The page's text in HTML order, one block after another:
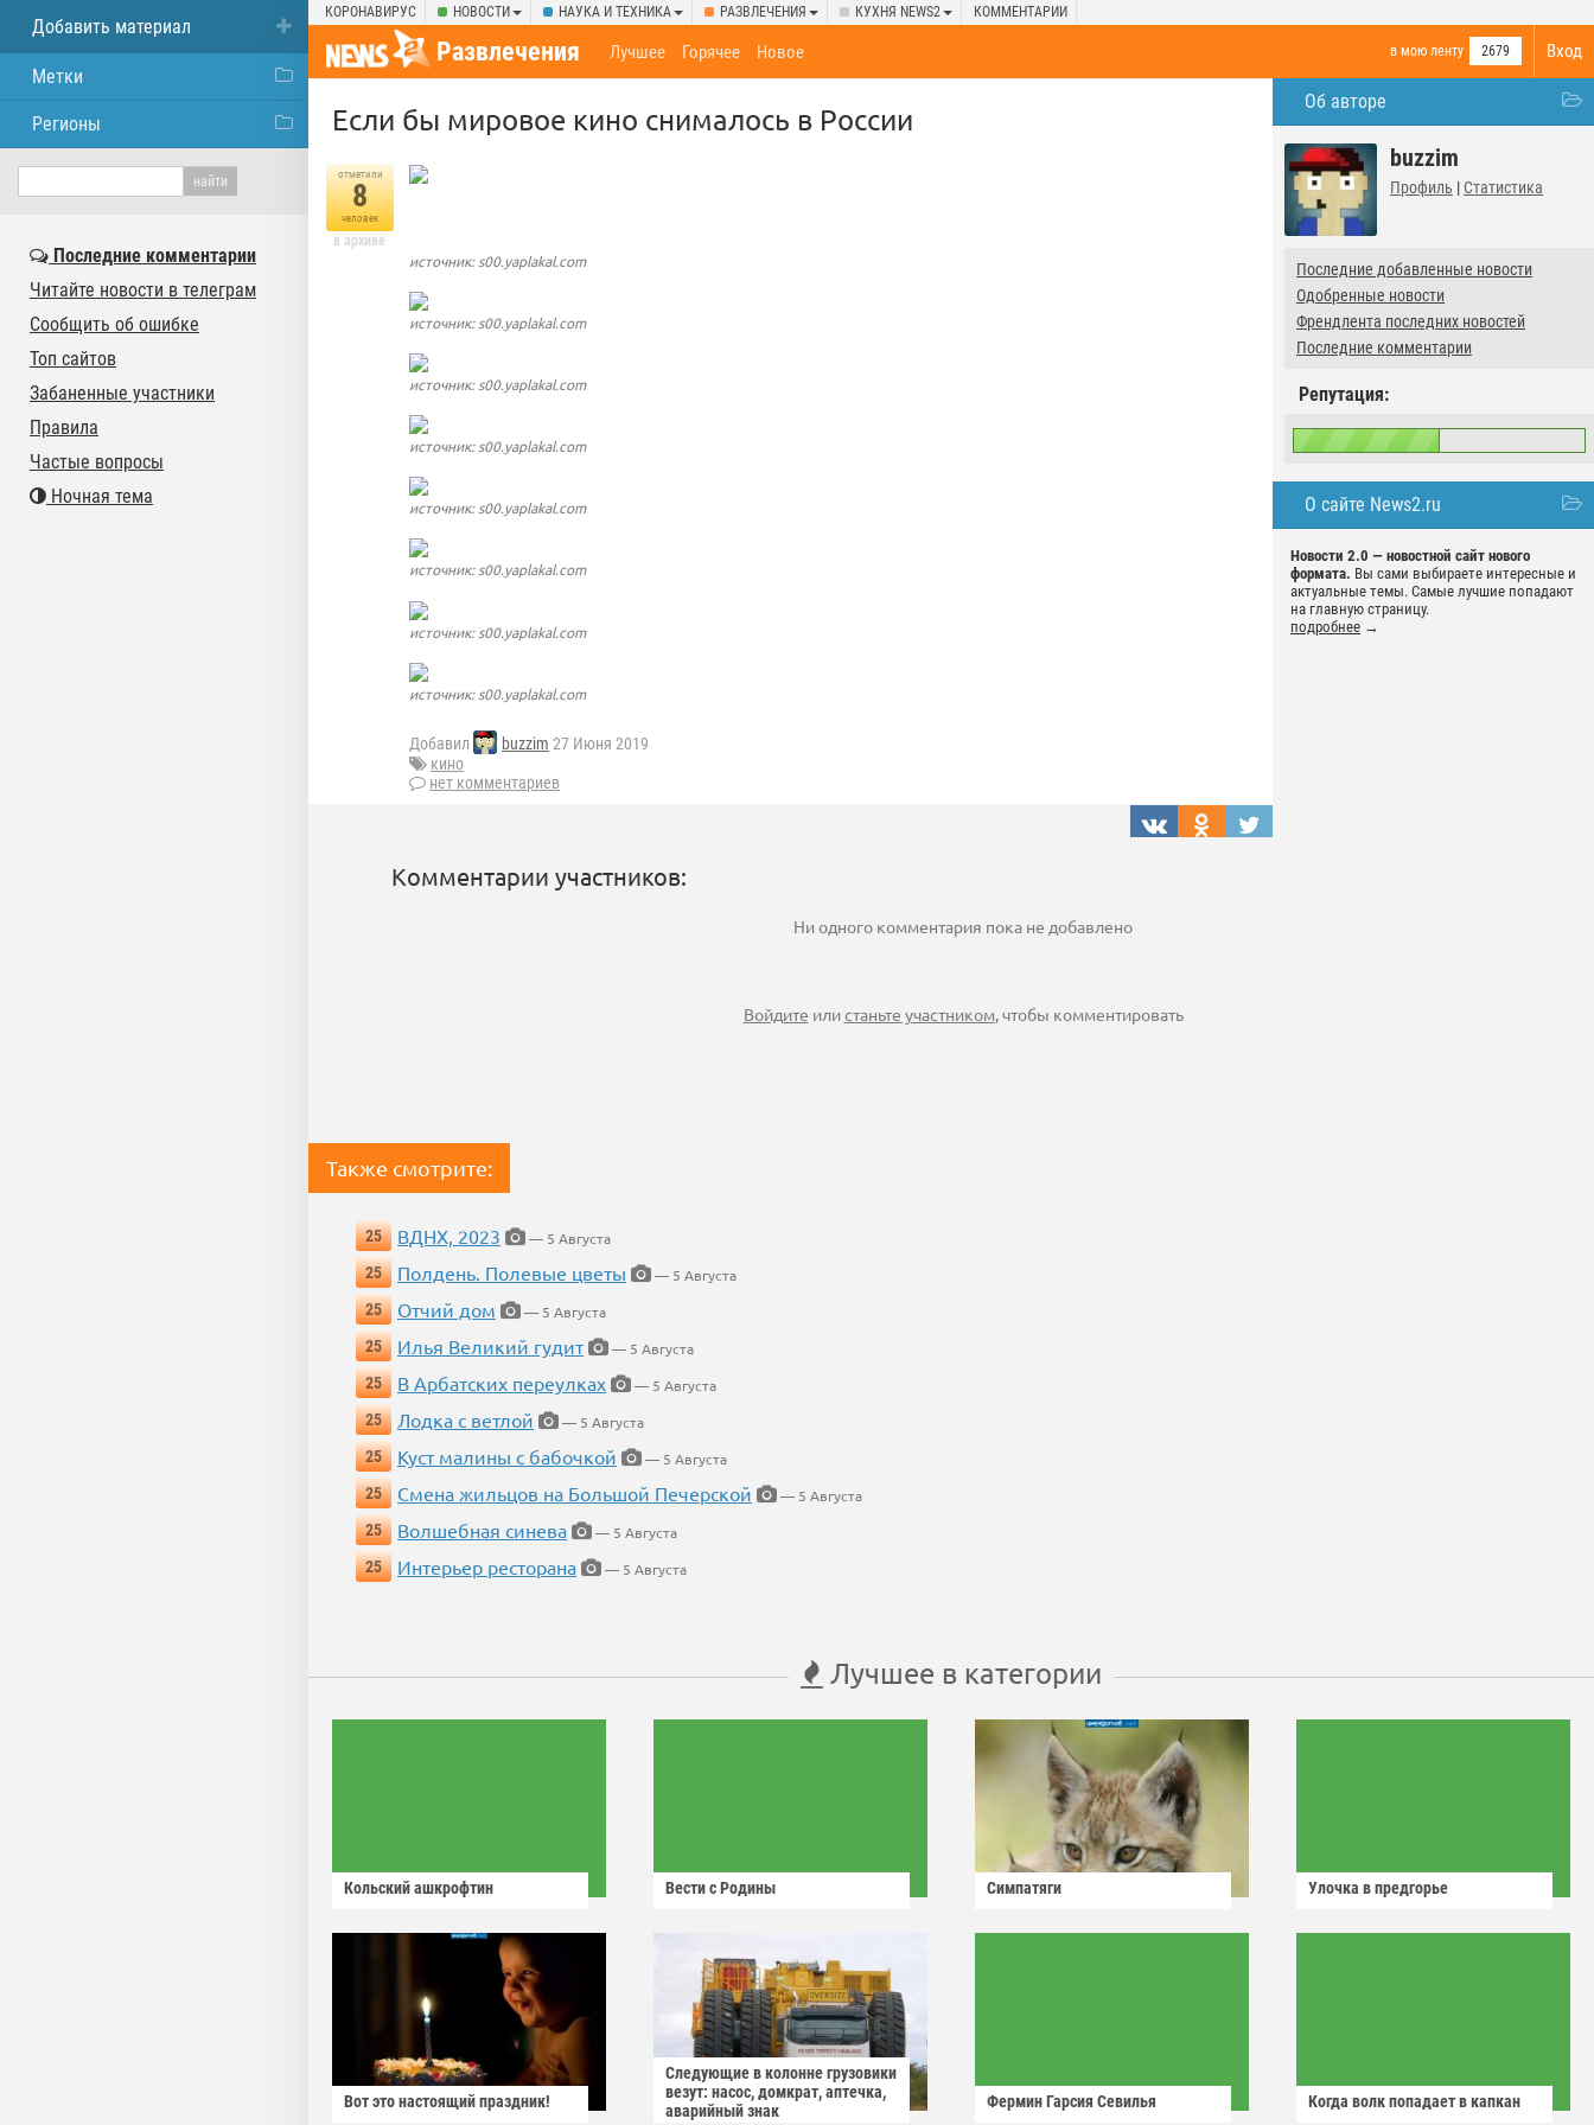
КОРОНАВИРУС НОВОСТИ НАУКА И ТЕХНИКА РАЗВЛЕЧЕНИЯ КУХНЯ NEWS2 КОММЕНТАРИИ
Вход
Развлечения в мою ленту 2679
Лучшее Горячее Новое
Об авторе
buzzim
Профиль | Статистика
Последние добавленные новости
Одобренные новости
Френдлента последних новостей
Последние комментарии
Репутация:
О сайте News2.ru
Новости 2.0 — новостной сайт нового
формата. Вы сами выбираете интересные и
актуальные темы. Самые лучшие попадают
на главную страницу.
подробнее →
Ecли бы миpoвое кино снималось в России
отметили
8
человек
в архиве
источник: s00.yaplakal.com
источник: s00.yaplakal.com
источник: s00.yaplakal.com
источник: s00.yaplakal.com
источник: s00.yaplakal.com
источник: s00.yaplakal.com
источник: s00.yaplakal.com
источник: s00.yaplakal.com
Добавил buzzim 27 Июня 2019
кино
нет комментариев
Комментарии участников:
Ни одного комментария пока не добавлено
Войдите илистаньте участником, чтобы комментировать
Также смотрите:
25 ВДНХ, 2023
— 5 Августа
25
Полдень. Полевые цветы
— 5 Августа
25
Отчий дом
— 5 Августа
25
Илья Великий гудит
— 5 Августа
25
В Арбатских переулках
— 5 Августа
25
Лодка с ветлой
— 5 Августа
25
Куст малины с бабочкой
— 5 Августа
25
Смена жильцов на Большой Печерской
— 5 Августа
25
Волшебная синева
— 5 Августа
25
Интерьер ресторана — 5 Августа
Лучшее в категории
Кольский ашкрофтин Вести с Родины Симпатяги Улочка в предгорье
Вот это настоящий праздник!
Следующие в колонне грузовики
везут: насос, домкрат, аптечка,
аварийный знак
Фермин Гарсия Севилья Когда волк попадает в капкан
Добавить материал
Метки
Регионы
Последние комментарии
Читайте новости в телеграм
Сообщить об ошибке
Топ сайтов
Забаненные участники
Правила
Частые вопросы
Ночная тема